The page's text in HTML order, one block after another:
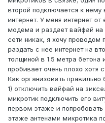
второй подключается к
интернет. У меня интернет
модема и раздает вайфай на
сети никак, я хочу проводом
раздать с нее интернет на
толщиной в 1.5 метра бетона
пробивает очень плохо хотя
Как организовать
1) отключить вайфай на
микротик подключить его
первом этаже и
этаже антенами микротика